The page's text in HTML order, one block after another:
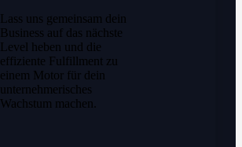
Lass uns gemeinsam dein
Business auf das nächste
Level heben und die
effiziente Fulfillment zu
einem Motor für dein
unternehmerisches
Wachstum machen.